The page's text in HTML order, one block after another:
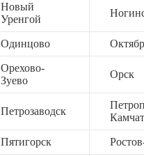
Новый
Уренгой
Одинцово
Орехово-
Зуево
Орск
Петрозаводск
Пятигорск